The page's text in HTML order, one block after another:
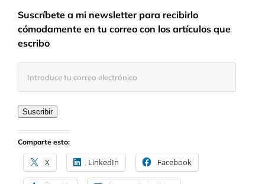
Suscríbete a mi newsletter para recibirlo
cómodamente en tu correo con los artículos que
escribo
electrónico
Suscribir
Comparte esto:
X LinkedIn Facebook